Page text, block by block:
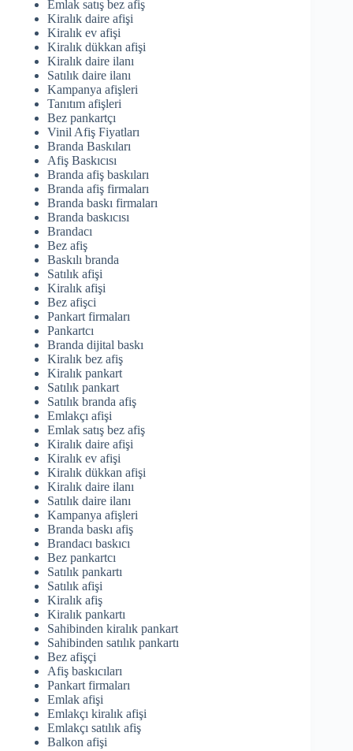
Emlak satış bez afiş
Kiralık daire afişi
Kiralık ev afişi
Kiralık dükkan afişi
Kiralık daire ilanı
Satılık daire ilanı
Kampanya afişleri
Tanıtım afişleri
Bez pankartçı
Vinil Afiş Fiyatları
Branda Baskıları
Afiş Baskıcısı
Branda afiş baskıları
Branda afiş firmaları
Branda baskı firmaları
Branda baskıcısı
Brandacı
Bez afiş
Baskılı branda
Satılık afişi
Kiralık afişi
Bez afişci
Pankart firmaları
Pankartcı
Branda dijital baskı
Kiralık bez afiş
Kiralık pankart
Satılık pankart
Satılık branda afiş
Emlakçı afişi
Emlak satış bez afiş
Kiralık daire afişi
Kiralık ev afişi
Kiralık dükkan afişi
Kiralık daire ilanı
Satılık daire ilanı
Kampanya afişleri
Branda baskı afiş
Brandacı baskıcı
Bez pankartcı
Satılık pankartı
Satılık afişi
Kiralık afiş
Kiralık pankartı
Sahibinden kiralık pankart
Sahibinden satılık pankartı
Bez afişçi
Afiş baskıcıları
Pankart firmaları
Emlak afişi
Emlakçı kiralık afişi
Emlakçı satılık afiş
Balkon afişi